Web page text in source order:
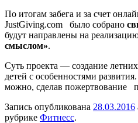
По итогам забега и за счет
JustGiving.com было собрано
будут направлены на
смыслом».
Суть проекта — создание
детей с особенностями
можно, сделав пожертвование
Запись опубликована 28.03.2016
рубрике Фитнесс.